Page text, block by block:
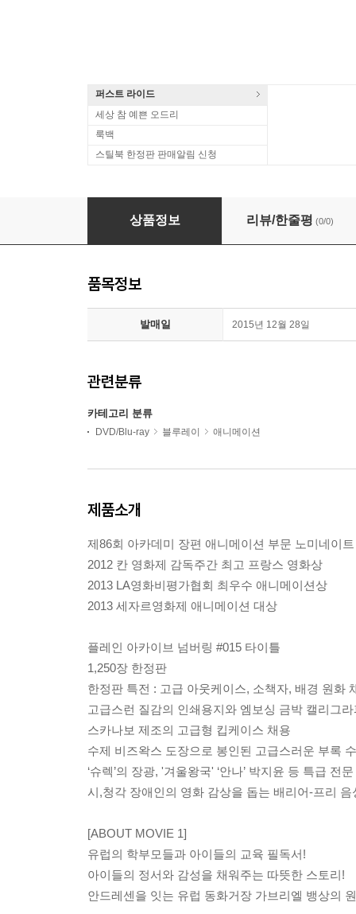
퍼스트 라이드
세상 참 예쁜 오드리
룩백
스틸북 한정판 판매알림 신청
어네스트와 셀레스틴 (B타입 1,250장 한정판) :
상품정보 리뷰/한줄평 (0/0)
품목정보
발매일 2015년 12월 28일
관련분류
카테고리 분류
DVD/Blu-ray 블루레이 애니메이션
제품소개
제86회 아카데미 장편 애니메이션 부문 노미네이트
2012 칸 영화제 감독주간 최고 프랑스 영화상
2013 LA영화비평가협회 최우수 애니메이션상
2013 세자르영화제 애니메이션 대상
플레인 아카이브 넘버링 #015 타이틀
1,250장 한정판
한정판 특전 : 고급 아웃케이스, 소책자, 배경 원화
고급스런 질감의 인쇄용지와 엠보싱 금박 캘리그
스카나보 제조의 고급형 킵케이스 채용
수제 비즈왁스 도장으로 봉인된 고급스러운 부록
‘슈렉’의 장광, '겨울왕국' ‘안나’ 박지윤 등 특급 전
시,청각 장애인의 영화 감상을 돕는 배리어-프리
[ABOUT MOVIE 1]
유럽의 학부모들과 아이들의 교육 필독서!
아이들의 정서와 감성을 채워주는 따뜻한 스토리!
안드레센을 잇는 유럽 동화거장 가브리엘 뱅상의